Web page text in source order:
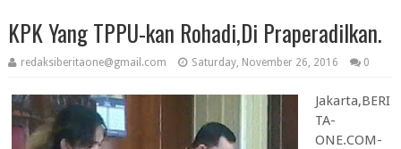
KPK Yang TPPU-kan Rohadi,Di Praperadilkan.
redaksiberitaone@gmail.com Saturday, November 26, 2016 0
Jakarta,BERI
TA-
ONE.COM-